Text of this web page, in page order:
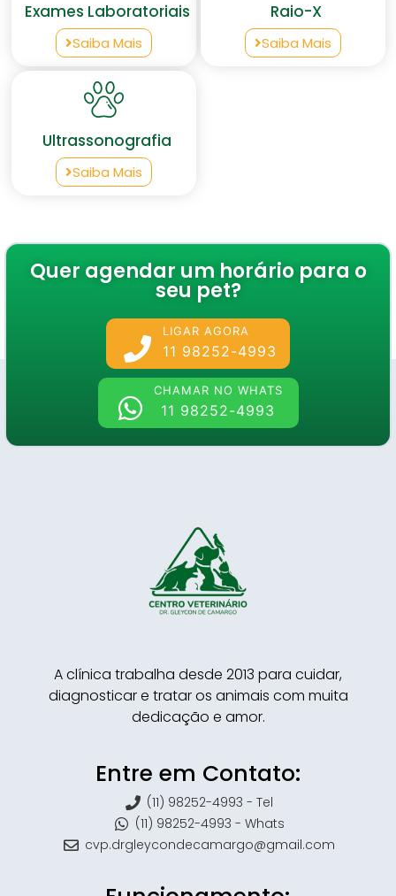
Exames Laboratoriais
Saiba Mais
Raio-X
Saiba Mais
Ultrassonografia
Saiba Mais
Quer agendar um horário para o
seu pet?
LIGAR AGORA
11 98252-4993
CHAMAR NO WHATS
11 98252-4993
A clínica trabalha desde 2013 para cuidar,
diagnosticar e tratar os animais com muita
dedicação e amor.
Entre em Contato:
(11) 98252-4993 - Tel
(11) 98252-4993 - Whats
cvp.drgleycondecamargo@gmail.com